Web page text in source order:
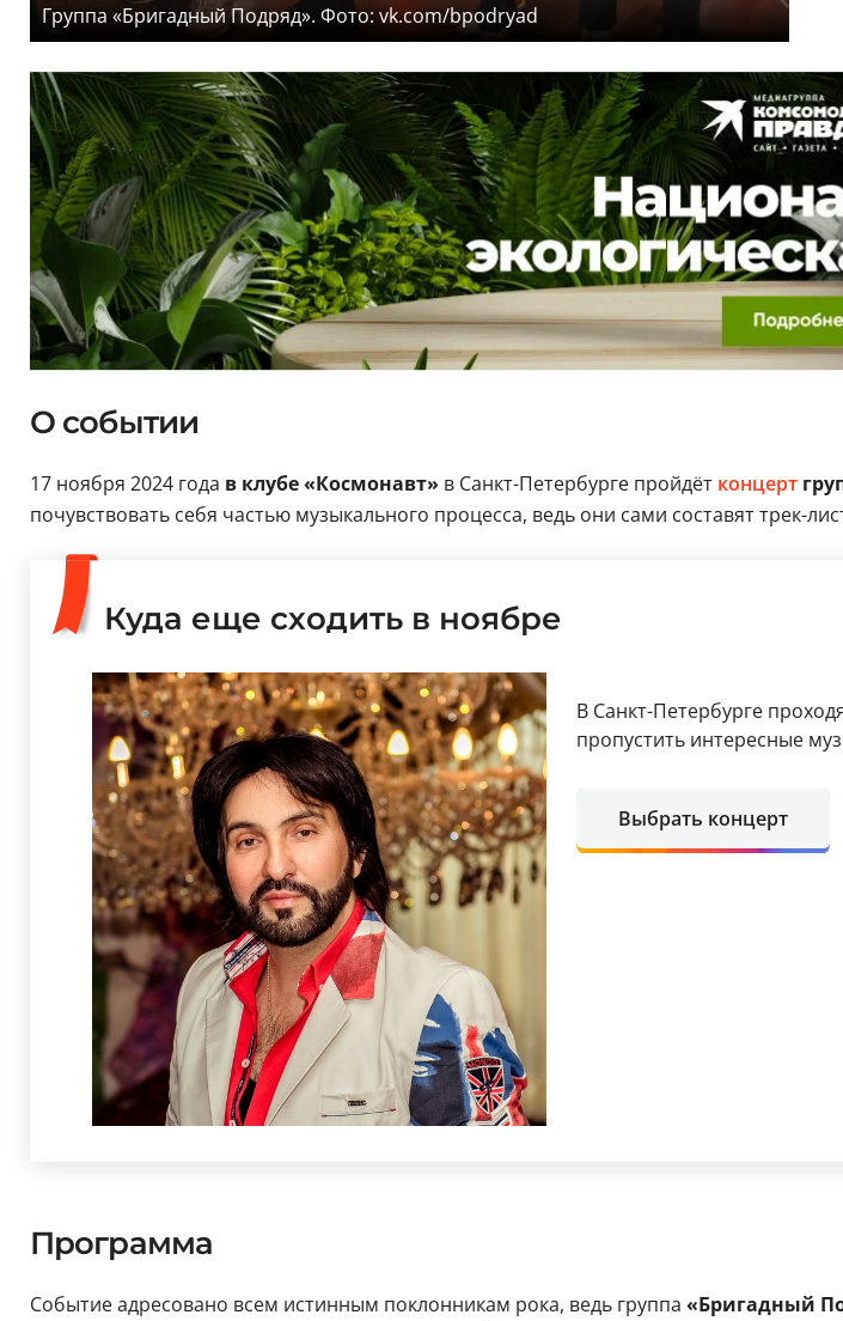
Группа «Бригадный Подряд». Фото: vk.com/bpodryad
О событии
17 ноября 2024 года в клубе «Космонавт» в Санкт-Петербурге пройдёт концерт
почувствовать себя частью музыкального процесса, ведь они сами составят трек-
Куда еще сходить в ноябре
В Санкт-Петербурге
пропустить интересные
Выбрать концерт
Программа
Событие адресовано всем истинным поклонникам рока, ведь группа «Бригадный